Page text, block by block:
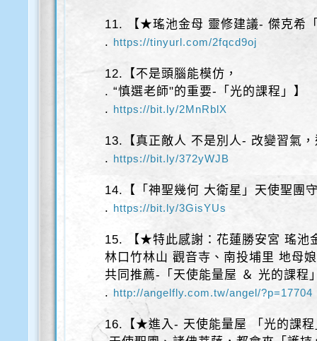
11. 【★瑤池金母 靈修建議- 傑克希
. https://tinyurl.com/2fqcd9oj
12.【不是頭腦能模仿，
. “慎選老師"的重要-「光的課程」】
. https://bit.ly/2MnRblX
13.【真正敵人 不是別人- 改變習氣
. https://bit.ly/372yWJB
14.【「神聖幾何 大衛星」天使聖團
. https://bit.ly/3GisYUs
15. 【★特此感謝：花蓮勝安宮 瑤池
林口竹林山 觀音寺、南投埔里 地母
共同推薦-「天使能量屋 ＆ 光的課程
. http://angelfly.com.tw/angel/?p=17704
16.【★進入- 天使能量屋 「光的課